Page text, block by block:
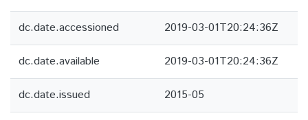
dc.date.accessioned 2019-03-01T20:24:36Z
dc.date.available 2019-03-01T20:24:36Z
dc.date.issued 2015-05